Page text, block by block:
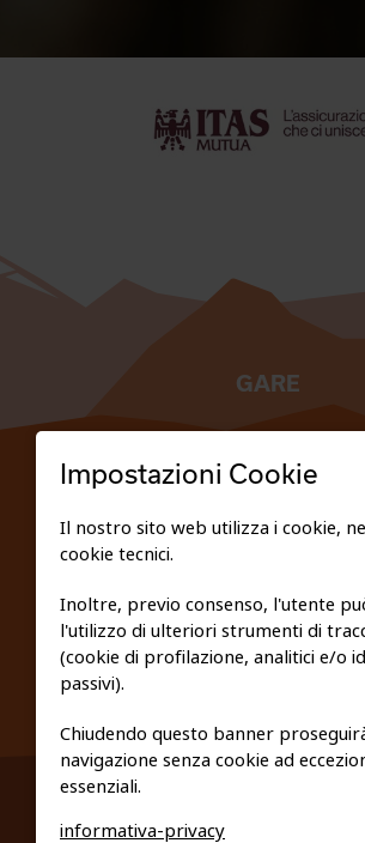
GARE
PRIVACY E COOKIE
Impostazioni Cookie
Il nostro sito web utilizza i cookie,
cookie tecnici.
Inoltre, previo consenso, l'utente
l'utilizzo di ulteriori strumenti di
(cookie di profilazione, analitici e/o
passivi).
Chiudendo questo banner
navigazione senza cookie ad
essenziali.
informativa-privacy